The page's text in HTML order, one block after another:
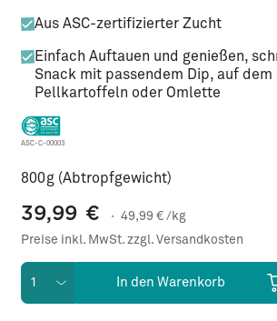
Aus ASC-zertifizierter Zucht
Einfach Auftauen und genießen,
Snack mit passendem Dip, auf dem
Pellkartoffeln oder Omlette
ASC-C-00003
800g (Abtropfgewicht)
39,99 € · 49,99 € /kg
Preise inkl. MwSt. zzgl. Versandkosten
In den Warenkorb